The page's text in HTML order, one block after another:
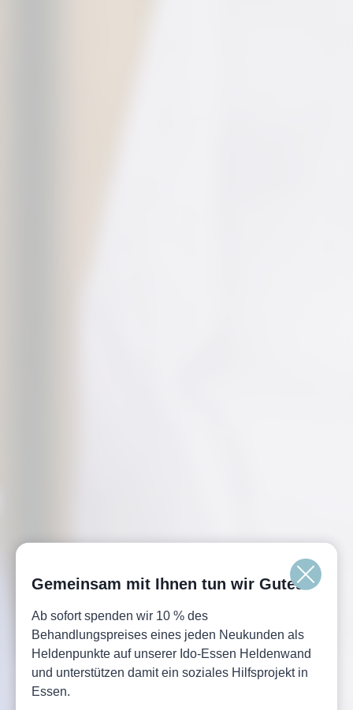
INSTITUT______
FÜR HAUTÄSTHETIK
Gemeinsam mit Ihnen tun wir Gutes:
Ab sofort spenden wir 10 % des
Behandlungspreises eines jeden Neukunden als
Heldenpunkte auf unserer Ido-Essen Heldenwand
und unterstützen damit ein soziales Hilfsprojekt in
Essen.